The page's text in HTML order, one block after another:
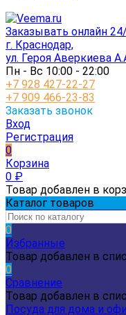
Заказывать онлайн
г. Краснодар,
ул. Героя Аверкиева
Пн - Вс 10:00 - 22:00
+7 928 427-22-27
+7 909 466-23-83
Заказать звонок
Вход
Регистрация
0
Корзина
0 ₽
Товар добавлен в
Каталог товаров
0
Избранные
Товар добавлен в
0
Сравнение
Товар добавлен в
Посуда для дома и